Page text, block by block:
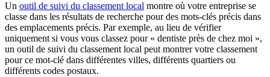
Un outil de suivi du classement local montre où votre entreprise se
classe dans les résultats de recherche pour des mots-clés précis dans
des emplacements précis. Par exemple, au lieu de vérifier
uniquement si vous vous classez pour « dentiste près de chez moi »,
un outil de suivi du classement local peut montrer votre classement
pour ce mot-clé dans différentes villes, différents quartiers ou
différents codes postaux.